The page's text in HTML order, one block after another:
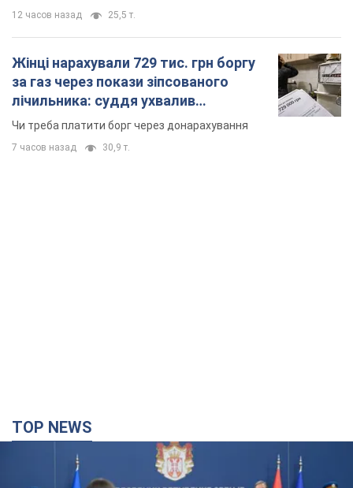
12 часов назад 25,5 т.
Жінці нарахували 729 тис. грн боргу
за газ через покази зіпсованого
лічильника: суддя ухвалив
неочікуване рішення
Чи треба платити борг через донарахування
7 часов назад 30,9 т.
TOP NEWS